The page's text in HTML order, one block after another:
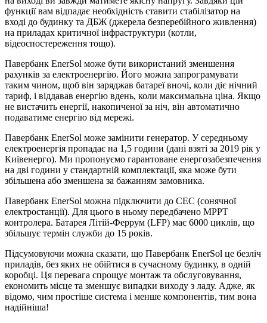
функції вам відпадає необхідність ставити стабілізатор на
вході до будинку та ДБЖ (джерела безперебійного живлення)
на приладах критичної інфраструктури (котли,
відеоспостереження тощо).
Павербанк EnerSol може бути використаний зменшення
рахунків за електроенергію. Його можна запрограмувати
таким чином, щоб він заряджав батареї вночі, коли діє нічний
тариф, і віддавав енергію вдень, коли максимальна ціна. Якщо
не вистачить енергії, накопиченої за ніч, він автоматично
подаватиме енергію від мережі.
Павербанк EnerSol може замінити генератор. У середньому
електроенергія пропадає на 1,5 години (дані взяті за 2019 рік у
Київенерго). Ми пропонуємо гарантоване енергозабезпечення
на дві години у стандартній комплектації, яка може бути
збільшена або зменшена за бажанням замовника.
Павербанк EnerSol можна підключити до СЕС (сонячної
електростанції). Для цього в ньому передбачено МРРТ
контролера. Батарея Літій-Феррум (LFP) має 6000 циклів, що
збільшує термін служби до 15 років.
Підсумовуючи можна сказати, що Павербанк EnerSol це безліч
приладів, без яких не обійтися в сучасному будинку, в одній
коробці. Ця перевага спрощує монтаж та обслуговування,
економить місце та зменшує випадки виходу з ладу. Адже, як
відомо, чим простіше система і менше компонентів, тим вона
надійніша!